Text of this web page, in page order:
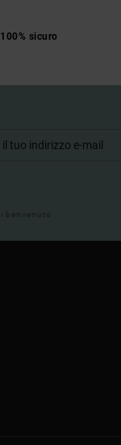
sicuro
benvenuto